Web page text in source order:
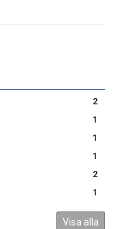
2
1
1
1
2
1
Visa alla